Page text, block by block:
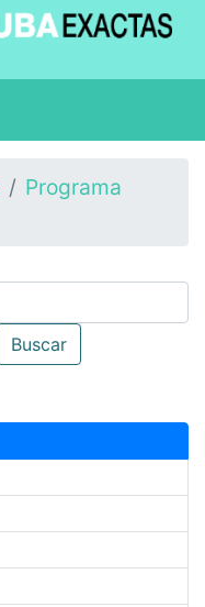
Programa